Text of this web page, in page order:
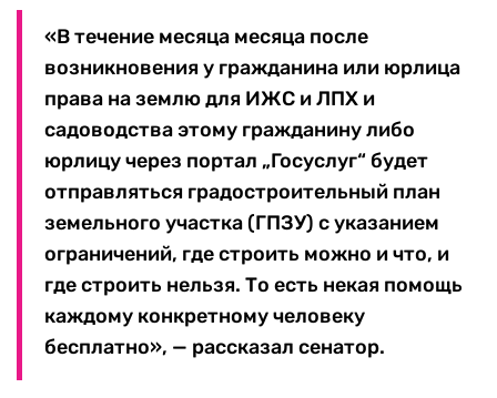
«В течение месяца месяца после
возникновения у гражданина или юрлица
права на землю для ИЖС и ЛПХ и
садоводства этому гражданину либо
юрлицу через портал „Госуслуг“ будет
отправляться градостроительный план
земельного участка (ГПЗУ) с указанием
ограничений, где строить можно и что, и
где строить нельзя. То есть некая помощь
каждому конкретному человеку
бесплатно», — рассказал сенатор.